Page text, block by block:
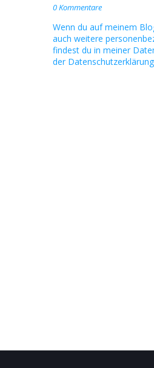
0 Kommentare
Wenn du auf meinem
auch weitere
findest du in meiner
der